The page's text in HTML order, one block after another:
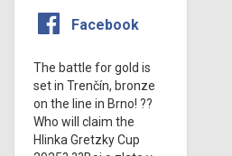
Facebook
The battle for gold is
set in Trenčín, bronze
on the line in Brno! ??
Who will claim the
Hlinka Gretzky Cup